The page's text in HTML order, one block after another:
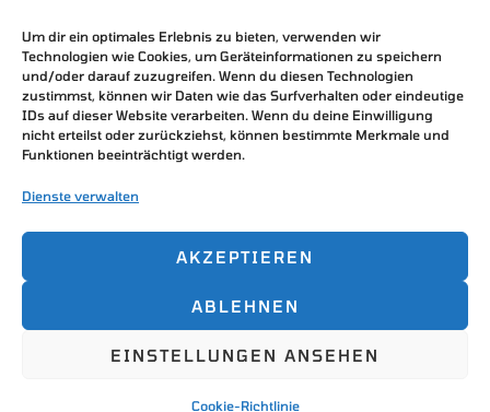
Um dir ein optimales Erlebnis zu bieten, verwenden wir
Technologien wie Cookies, um Geräteinformationen zu speichern
und/oder darauf zuzugreifen. Wenn du diesen Technologien
zustimmst, können wir Daten wie das Surfverhalten oder eindeutige
IDs auf dieser Website verarbeiten. Wenn du deine Einwilligung
nicht erteilst oder zurückziehst, können bestimmte Merkmale und
Funktionen beeinträchtigt werden.
Dienste verwalten
AKZEPTIEREN
ABLEHNEN
EINSTELLUNGEN ANSEHEN
Cookie-Richtlinie
VERTRAG WIDERRUFEN
Zahlung & Versand
Copyright © 2026